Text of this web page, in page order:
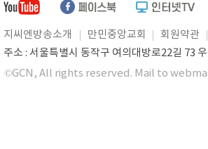
지씨엔방송소개 만민중앙교회 회원약관
주소 : 서울특별시 동작구 여의대방로22길
©GCN, All rights reserved. Mail to